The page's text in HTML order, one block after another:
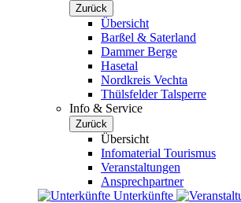
Zurück
Übersicht
Barßel & Saterland
Dammer Berge
Hasetal
Nordkreis Vechta
Thülsfelder Talsperre
Info & Service
Zurück
Übersicht
Infomaterial Tourismus
Veranstaltungen
Ansprechpartner
Unterkünfte